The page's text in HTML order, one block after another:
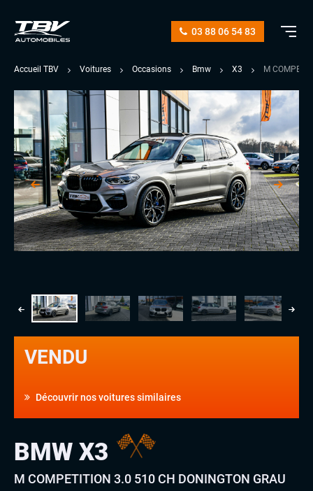
03 88 06 54 83
Accueil TBV Voitures Occasions Bmw X3 M
VENDU
Découvrir nos voitures similaires
BMW X3
M COMPETITION 3.0 510 CH DONINGTON GRAU